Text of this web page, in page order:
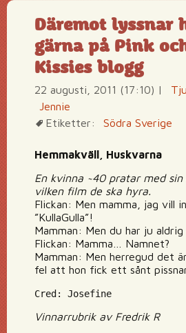
Däremot lyssnar
gärna på Pink
Kissies blogg
22 augusti, 2011 (17:10) |
Jennie
Etiketter:
Södra Sverige
Hemmakväll, Huskvarna
En kvinna ~40 pratar med sin
vilken film de ska hyra.
Flickan: Men mamma, jag vill
”KullaGulla”!
Mamman: Men du har ju
Flickan: Mamma… Namnet?
Mamman: Men herregud det
fel att hon fick ett sånt
Cred: Josefine
Vinnarrubrik av Fredrik R